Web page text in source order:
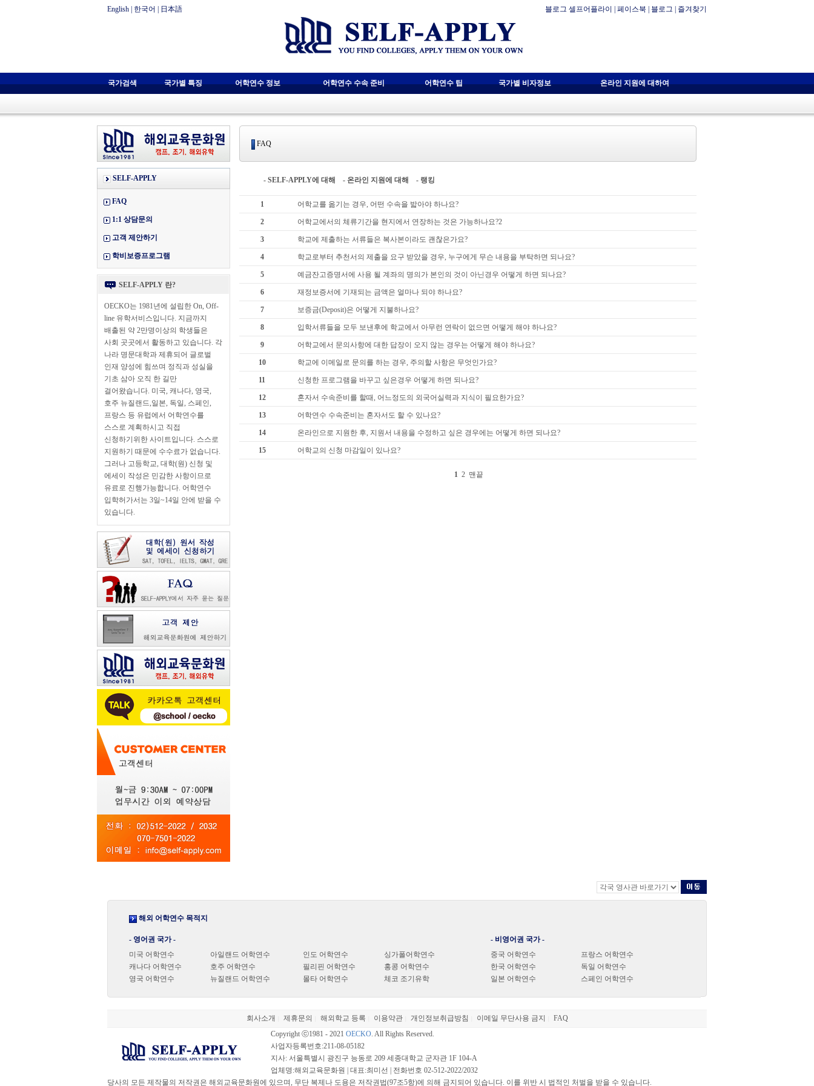
English 한국어 日本語 블로그 셀프어플라이 페이스북 블로그 즐겨찾기
국가검색 국가별 특징 어학연수 정보 어학연수 수속 준비 어학연수 팁 국가별 비자정보 온라인 지원에 대하여
SELF-APPLY
FAQ
1:1 상담문의
고객 제안하기
학비보증프로그램
SELF-APPLY 란?
OECKO는 1981년에 설립한 On, Off-
line 유학서비스입니다. 지금까지
배출된 약 2만명이상의 학생들은
사회 곳곳에서 활동하고 있습니다. 각
나라 명문대학과 제휴되어 글로벌
인재 양성에 힘쓰며 정직과 성실을
기초 삼아 오직 한 길만
걸어왔습니다. 미국, 캐나다, 영국,
호주 뉴질랜드,일본, 독일, 스페인,
프랑스 등 유럽에서 어학연수를
스스로 계획하시고 직접
신청하기위한 사이트입니다. 스스로
지원하기 때문에 수수료가 없습니다.
그러나 고등학교, 대학(원) 신청 및
에세이 작성은 민감한 사항이므로
유료로 진행가능합니다. 어학연수
입학허가서는 3일~14일 안에 받을 수
있습니다.
FAQ
- SELF-APPLY에 대해 - 온라인 지원에 대해 - 랭킹
1 어학교를 옮기는 경우, 어떤 수속을 밟아야 하나요?
2 어학교에서의 체류기간을 현지에서 연장하는 것은 가능하나요?2
3 학교에 제출하는 서류들은 복사본이라도 괜찮은가요?
4 학교로부터 추천서의 제출을 요구 받았을 경우, 누구에게 무슨 내용을 부탁하면 되나요?
5 예금잔고증명서에 사용 될 계좌의 명의가 본인의 것이 아닌경우 어떻게 하면 되나요?
6 재정보증서에 기재되는 금액은 얼마나 되야 하나요?
7 보증금(Deposit)은 어떻게 지불하나요?
8 입학서류들을 모두 보낸후에 학교에서 아무런 연락이 없으면 어떻게 해야 하나요?
9 어학교에서 문의사항에 대한 답장이 오지 않는 경우는 어떻게 해야 하나요?
10 학교에 이메일로 문의를 하는 경우, 주의할 사항은 무엇인가요?
11 신청한 프로그램을 바꾸고 싶은경우 어떻게 하면 되나요?
12 혼자서 수속준비를 할때, 어느정도의 외국어실력과 지식이 필요한가요?
13 어학연수 수속준비는 혼자서도 할 수 있나요?
14 온라인으로 지원한 후, 지원서 내용을 수정하고 싶은 경우에는 어떻게 하면 되나요?
15 어학교의 신청 마감일이 있나요?
1 2 맨끝
해외 어학연수 목적지
- 영어권 국가 -
미국 어학연수
캐나다 어학연수
영국 어학연수
아일랜드 어학연수
호주 어학연수
뉴질랜드 어학연수
인도 어학연수
필리핀 어학연수
몰타 어학연수
싱가폴어학연수
홍콩 어학연수
체코 조기유학
- 비영어권 국가 -
중국 어학연수
한국 어학연수
일본 어학연수
프랑스 어학연수
독일 어학연수
스페인 어학연수
회사소개 제휴문의 해외학교 등록 이용약관| 개인정보취급방침 이메일 무단사용 금지
FAQ
Copyright ⓒ1981 - 2021 OECKO. All Rights Reserved.
사업자등록번호:211-08-05182
지사: 서울특별시 광진구 능동로 209 세종대학교 군자관 1F 104-A
업체명:해외교육문화원 | 대표:최미선 | 전화번호 02-512-2022/2032
당사의 모든 제작물의 저작권은 해외교육문화원에 있으며, 무단 복제나 도용은 저작권법(97조5항)에 의해 금지되어 있습니다. 이를 위반 시 법적인 처벌을 받을 수 있습니다.